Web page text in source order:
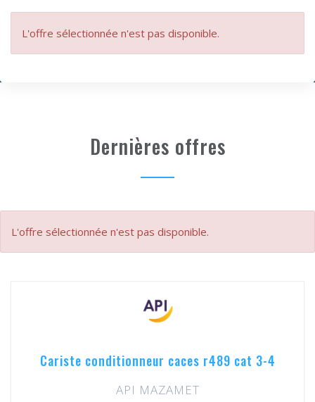
L'offre sélectionnée n'est pas disponible.
Dernières offres
L'offre sélectionnée n'est pas disponible.
Cariste conditionneur caces r489 cat 3-4
API MAZAMET